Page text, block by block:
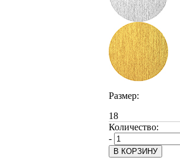
Размер:
18
Количество:
-